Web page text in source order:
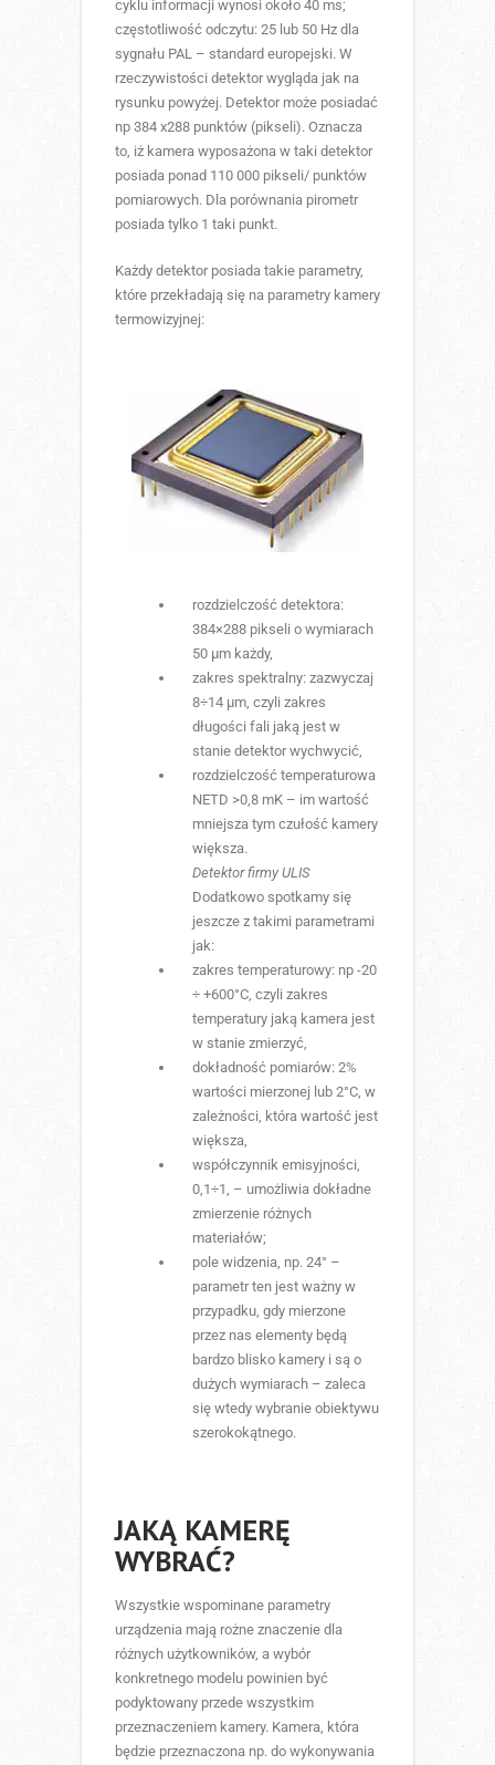
cyklu informacji wynosi około 40 ms;
częstotliwość odczytu: 25 lub 50 Hz dla
sygnału PAL – standard europejski. W
rzeczywistości detektor wygląda jak na
rysunku powyżej. Detektor może posiadać
np 384 x288 punktów (pikseli). Oznacza
to, iż kamera wyposażona w taki detektor
posiada ponad 110 000 pikseli/ punktów
pomiarowych. Dla porównania pirometr
posiada tylko 1 taki punkt.
Każdy detektor posiada takie parametry,
które przekładają się na parametry kamery
termowizyjnej:
rozdzielczość detektora:
384×288 pikseli o wymiarach
50 µm każdy,
zakres spektralny: zazwyczaj
8÷14 µm, czyli zakres
długości fali jaką jest w
stanie detektor wychwycić,
rozdzielczość temperaturowa
NETD >0,8 mK – im wartość
mniejsza tym czułość kamery
większa.
Detektor firmy ULIS
Dodatkowo spotkamy się
jeszcze z takimi parametrami
jak:
zakres temperaturowy: np -20
÷ +600°C, czyli zakres
temperatury jaką kamera jest
w stanie zmierzyć,
dokładność pomiarów: 2%
wartości mierzonej lub 2°C, w
zależności, która wartość jest
większa,
współczynnik emisyjności,
0,1÷1, – umożliwia dokładne
zmierzenie różnych
materiałów;
pole widzenia, np. 24° –
parametr ten jest ważny w
przypadku, gdy mierzone
przez nas elementy będą
bardzo blisko kamery i są o
dużych wymiarach – zaleca
się wtedy wybranie obiektywu
szerokokątnego.
JAKĄ KAMERĘ
WYBRAĆ?
Wszystkie wspominane parametry
urządzenia mają rożne znaczenie dla
różnych użytkowników, a wybór
konkretnego modelu powinien być
podyktowany przede wszystkim
przeznaczeniem kamery. Kamera, która
będzie przeznaczona np. do wykonywania